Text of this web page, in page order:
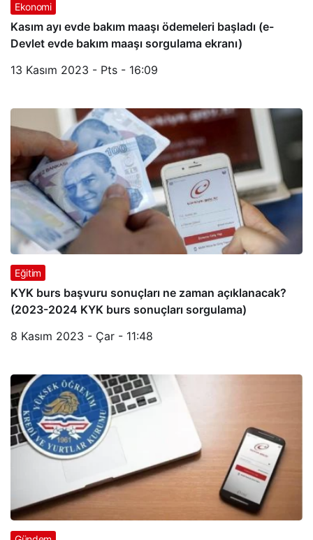
Ekonomi
Kasım ayı evde bakım maaşı ödemeleri başladı (e-
Devlet evde bakım maaşı sorgulama ekranı)
13 Kasım 2023 - Pts - 16:09
Eğitim
KYK burs başvuru sonuçları ne zaman açıklanacak?
(2023-2024 KYK burs sonuçları sorgulama)
8 Kasım 2023 - Çar - 11:48